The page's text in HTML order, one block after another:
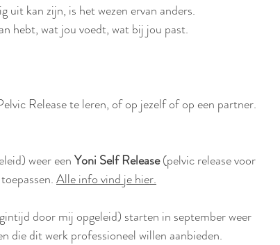
kan zijn, is het wezen ervan anders.
hebt, wat jou voedt, wat bij jou past.
Release te leren, of op jezelf of op een partner.
weer een Yoni Self Release (pelvic release voor
Alle info vind je hier.
door mij opgeleid) starten in september weer
die dit werk professioneel willen aanbieden.